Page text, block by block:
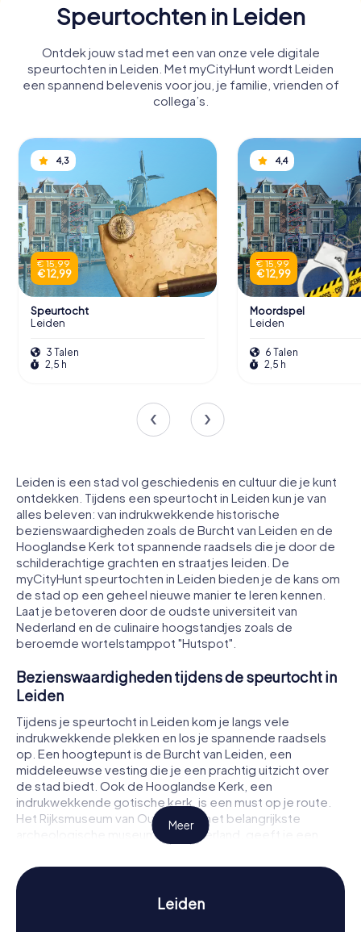
Speurtochten in Leiden
Ontdek jouw stad met een van onze vele digitale
speurtochten in Leiden. Met myCityHunt wordt Leiden
een spannend belevenis voor jou, je familie, vrienden of
collega’s.
4,3
€ 15,99
€ 12,99
Speurtocht
Leiden
3 Talen
2,5 h
4,4
€ 15,99
€ 12,99
Moordspel
Leiden
6 Talen
2,5 h
Leiden is een stad vol geschiedenis en cultuur die je kunt
ontdekken. Tijdens een speurtocht in Leiden kun je van
alles beleven: van indrukwekkende historische
bezienswaardigheden zoals de Burcht van Leiden en de
Hooglandse Kerk tot spannende raadsels die je door de
schilderachtige grachten en straatjes leiden. De
myCityHunt speurtochten in Leiden bieden je de kans om
de stad op een geheel nieuwe manier te leren kennen.
Laat je betoveren door de oudste universiteit van
Nederland en de culinaire hoogstandjes zoals de
beroemde wortelstamppot "Hutspot".
Bezienswaardigheden tijdens de speurtocht in
Leiden
Tijdens je speurtocht in Leiden kom je langs vele
indrukwekkende plekken en los je spannende raadsels
op. Een hoogtepunt is de Burcht van Leiden, een
middeleeuwse vesting die je een prachtig uitzicht over
de stad biedt. Ook de Hooglandse Kerk, een
indrukwekkende gotische kerk, is een must op je route.
Het Rijksmuseum van Oudheden, het belangrijkste
archeologische museum van Nederland, geeft je een
fascinerend inzicht in de geschiedenis van de oudheid.
Deze en vele andere bezienswaardigheden maken de
speurtocht in Leiden tot een onvergetelijke ervaring.
Meer
Leiden